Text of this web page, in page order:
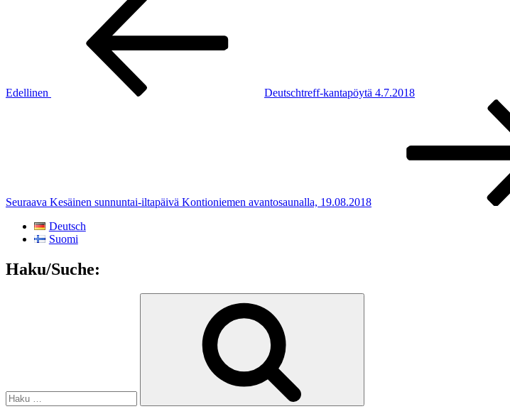
Edellinen
Deutschtreff-kantapöytä 4.7.2018
Seuraava Kesäinen sunnuntai-iltapäivä Kontioniemen avantosaunalla, 19.08.2018
Deutsch
Suomi
Haku/Suche: